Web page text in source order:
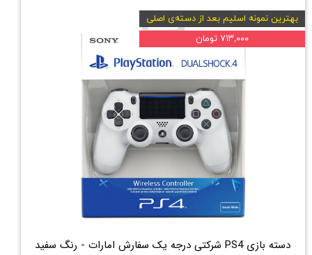
دسته بازی PS4 شرکتی درجه یک سفارش امارات - رنگ سفید
بهترین نمونه اسلیم بعد از دسته‌ی اصلی
۷۱۳,۰۰۰ تومان